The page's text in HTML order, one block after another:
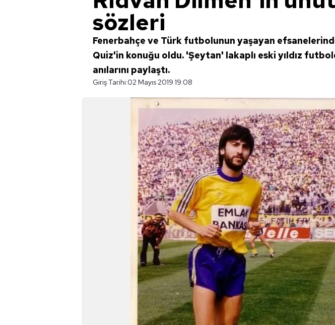
sözleri
Fenerbahçe ve Türk futbolunun yaşayan
Quiz'in konuğu oldu. 'Şeytan' lakaplı eski yıldız
anılarını paylaştı.
Giriş Tarihi:02 Mayıs 2019 19:08